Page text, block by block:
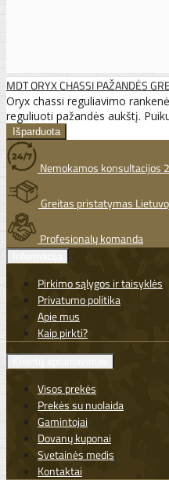
MDT ORYX CHASSI PAŽANDĖS
Oryx chassi reguliavimo
reguliuoti pažandės aukštį.
Nemokamos konsultacijos
Greitas pristatymas
Profesionalų komanda
Pirkimo sąlygos ir taisyklės
Privatumo politika
Apie mus
Kaip pirkti?
Visos prekės
Prekės su nuolaida
Gamintojai
Dovanų kuponai
Svetainės medis
Kontaktai